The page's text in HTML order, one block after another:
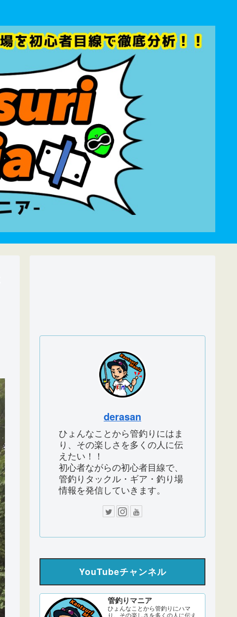
derasan
ひょんなことから管釣りにはま
り、その楽しさを多くの人に伝
えたい！！
初心者ながらの初心者目線で、
管釣りタックル・ギア・釣り場
情報を発信していきます。
YouTubeチャンネル
管釣りマニア
ひょんなことから管釣りにハマ
り、その楽しさを多くの人に伝え